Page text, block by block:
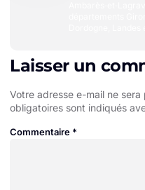
Laisser un
Votre adresse e-mail ne sera
obligatoires sont indiqués
Commentaire *